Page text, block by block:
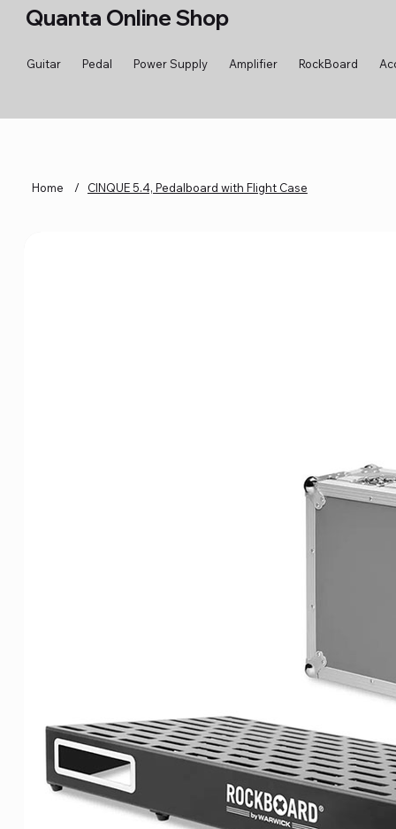
Quanta Online Shop
Guitar Pedal Power Supply Amplifier RockBoard
Home / CINQUE 5.4, Pedalboard with Flight Case